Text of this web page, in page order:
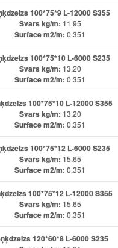
100*75*9 L-12000 S355
Svars kg/m: 11.95
Surface m2/m: 0.351
100*75*10 L-6000 S235
Svars kg/m: 13.20
Surface m2/m: 0.351
100*75*10 L-12000 S355
Svars kg/m: 13.20
Surface m2/m: 0.351
100*75*12 L-6000 S235
Svars kg/m: 15.65
Surface m2/m: 0.351
100*75*12 L-12000 S355
Svars kg/m: 15.65
Surface m2/m: 0.351
120*60*8 L-6000 S235